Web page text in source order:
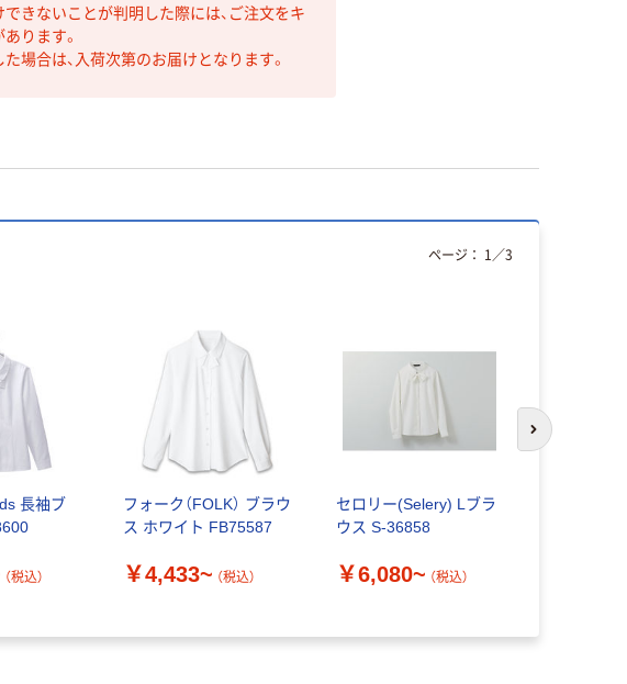
きないことが判明した際には、ご注文をキ
ります。
場合は、入荷次第のお届けとなります。
長袖ブ
（税込）
フォーク（FOLK） ブラウ
ス ホワイト FB75587
￥4,433~ （税込）
セロリー(Selery) Lブラ
ウス S-36858
￥6,080~ （税込）
ページ： 1 ／3
次のスライド